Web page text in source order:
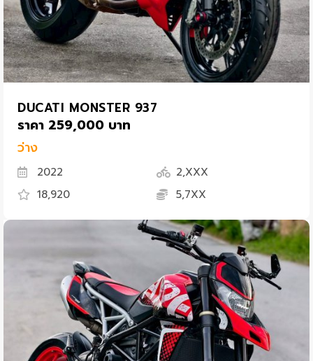
DUCATI MONSTER 937
ราคา 259,000 บาท
ว่าง
2022
2,XXX
18,920
5,7XX